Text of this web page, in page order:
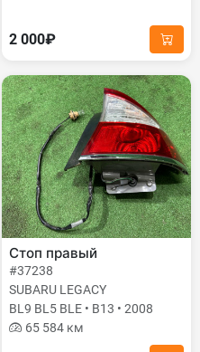
2 000₽
Стоп правый
#37238
SUBARU LEGACY
BL9 BL5 BLE • B13 • 2008
65 584 км